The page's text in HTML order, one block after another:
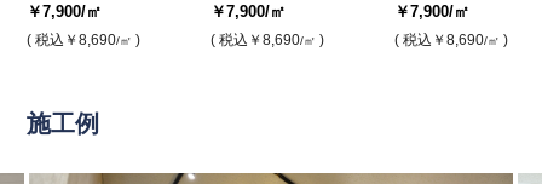
￥7,900/㎡
( 税込 ￥8,690/㎡ )
￥7,900/㎡
( 税込 ￥8,690/㎡ )
￥7,900/㎡
( 税込 ￥8,690/㎡ )
施工例